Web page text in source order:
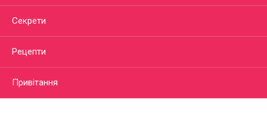
Секрети
Рецепти
Привітання